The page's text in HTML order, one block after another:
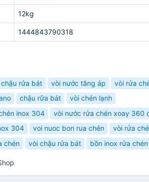
12kg
1444843790318
rửa bát vòi nước tăng áp vòi rửa
chậu rữa bát
vòi chén lạnh
inox 304 vòi nước rửa chén xoay 360
304 voi nuoc bon rua chén vòi rửa
chén vòi chậu rửa bát bồn inox rửa chén